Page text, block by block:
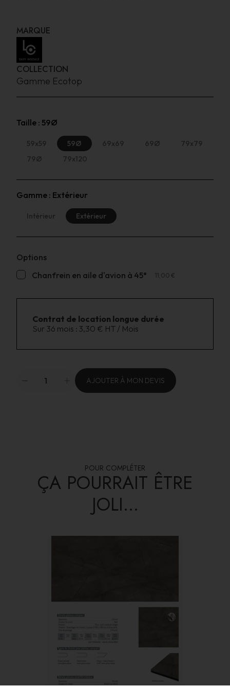
MARQUE
COLLECTION
Gamme Ecotop
Taille : 59Ø
59x59 59Ø 69x69 69Ø
79x79
79Ø
79x120
Gamme : Extérieur
Intérieur Extérieur
Options
Chanfrein en aile d'avion à 45°
11,00 €
Contrat de location longue durée
Sur 36 mois : 3,30 € HT / Mois
AJOUTER À MON DEVIS
POUR COMPLÉTER
ÇA POURRAIT ÊTRE
JOLI...